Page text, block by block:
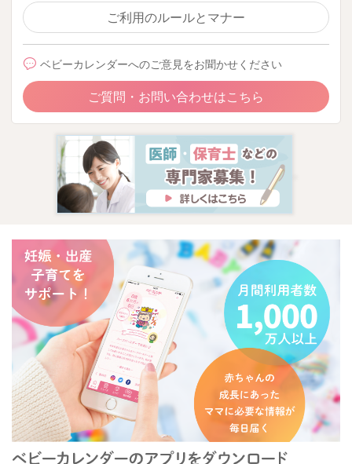
あくまで1回の離乳食で食べられた量でカウントしていきます。
めさせるところから始めたほうがいいですか？卵黄1個食べ切っ
ていたら卵白に触れている部分も既に食べてると思うのです
が…。それか卵黄1個食べさせる時でも卵白に触れている部分は
まだ食べさせないほうがいいですか？
⇒初めて卵白を食べさせる時には、20分以上しっかり加熱した
卵白を耳かき1杯から食べさせます。
卵黄を進める際に、中心部から徐々に卵白に触れている部分も
混ぜながら食べ進められるとより安心な進め方だと思います。
どうぞよろしくお願いいたします。
2023/3/8 10:21
ご利用のルールとマナー
ベビーカレンダーへのご意見をお聞かせください
ご質問・お問い合わせはこちら